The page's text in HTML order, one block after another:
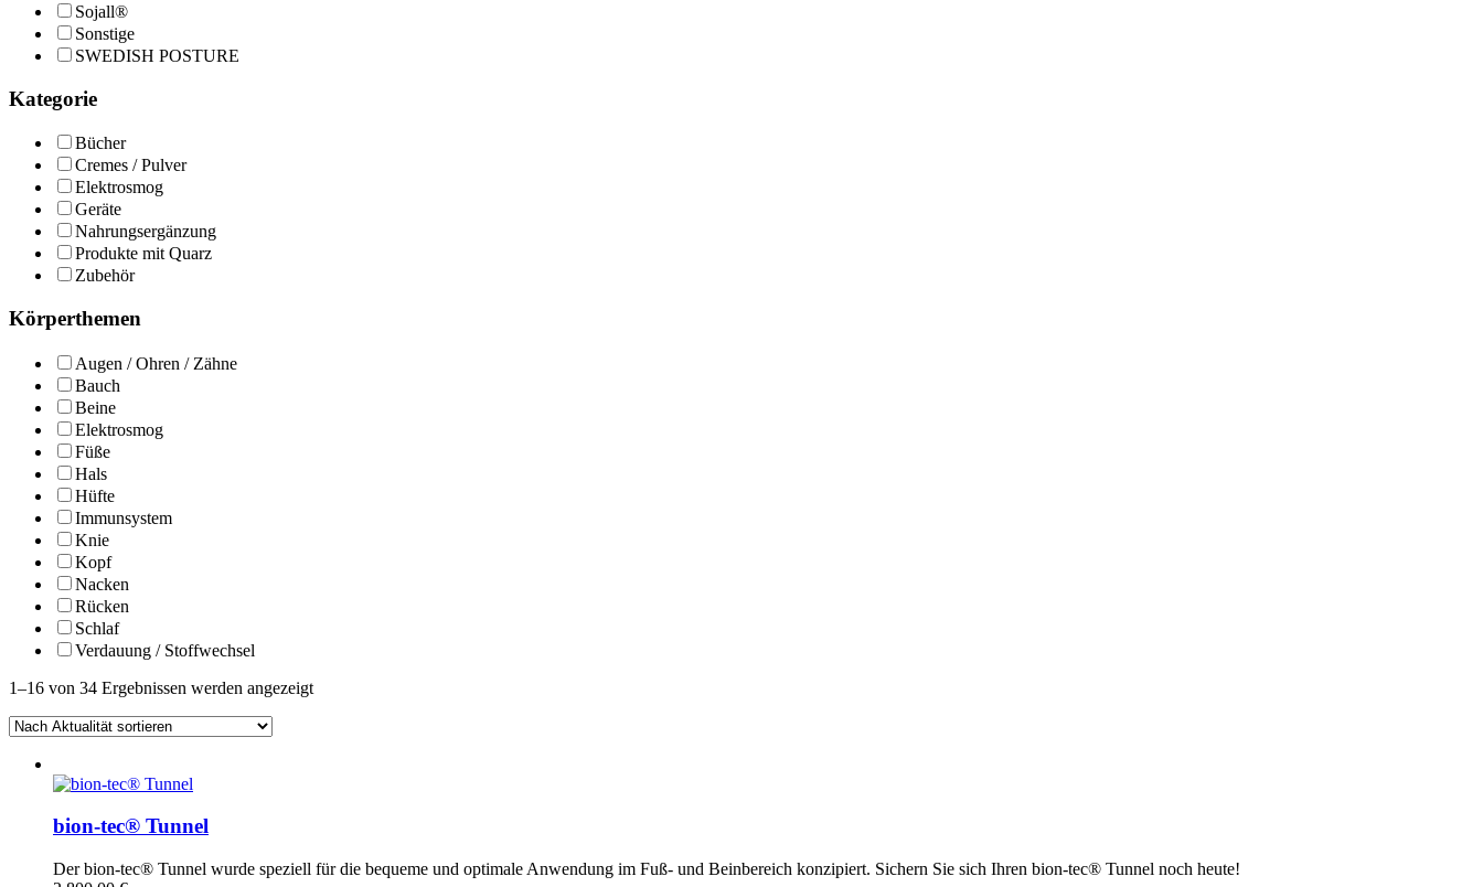
Sojall®
Sonstige
SWEDISH POSTURE
Kategorie
Bücher
Cremes / Pulver
Elektrosmog
Geräte
Nahrungsergänzung
Produkte mit Quarz
Zubehör
Körperthemen
Augen / Ohren / Zähne
Bauch
Beine
Elektrosmog
Füße
Hals
Hüfte
Immunsystem
Knie
Kopf
Nacken
Rücken
Schlaf
Verdauung / Stoffwechsel
1–16 von 34 Ergebnissen werden angezeigt
bion-tec® Tunnel
Der bion-tec® Tunnel wurde speziell für die bequeme und optimale Anwendung im Fuß- und Beinbereich konzipiert. Sichern Sie sich Ihren bion-tec® Tunnel noch heute!